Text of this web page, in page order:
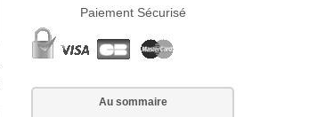
Paiement Sécurisé
Au sommaire